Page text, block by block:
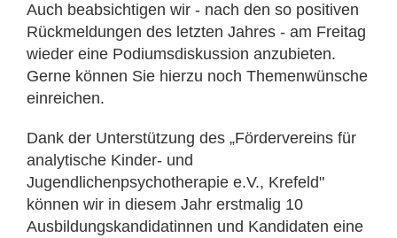
Auch beabsichtigen wir - nach den so positiven
Rück­meldungen des letzten Jahres - am Freitag
wieder eine Podiumsdiskussion anzubieten.
Gerne können Sie hierzu noch Themenwünsche
einreichen.
Dank der Unterstützung des „Fördervereins für
analy­tische Kinder- und
Jugendlichenpsychotherapie e.V., Krefeld"
können wir in diesem Jahr erstmalig 10
Ausbildungskandidatinnen und Kandidaten eine